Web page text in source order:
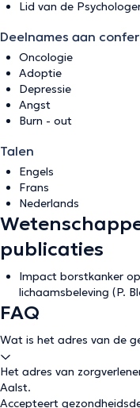
Lid van de
Deelnames aan
Oncologie
Adoptie
Depressie
Angst
Burn - out
Talen
Engels
Frans
Nederlands
publicaties
Impact borstkanker
lichaamsbeleving (P.
FAQ
Wat is het adres van de
Het adres van
Aalst.
Accepteert